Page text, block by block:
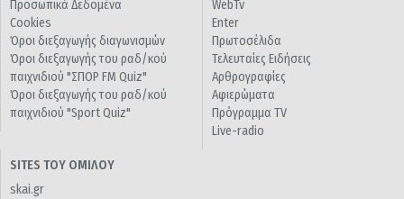
Προσωπικά Δεδομένα
Cookies
Όροι διεξαγωγής διαγωνισμών
Όροι διεξαγωγής του ραδ/κού
παιχνιδιού "ΣΠΟΡ FM Quiz"
Όροι διεξαγωγής του ραδ/κού
παιχνιδιού "Sport Quiz"
WebTv
Enter
Πρωτοσέλιδα
Τελευταίες Ειδήσεις
Αρθρογραφίες
Αφιερώματα
Πρόγραμμα TV
Live-radio
SITES ΤΟΥ ΟΜΙΛΟΥ
skai.gr